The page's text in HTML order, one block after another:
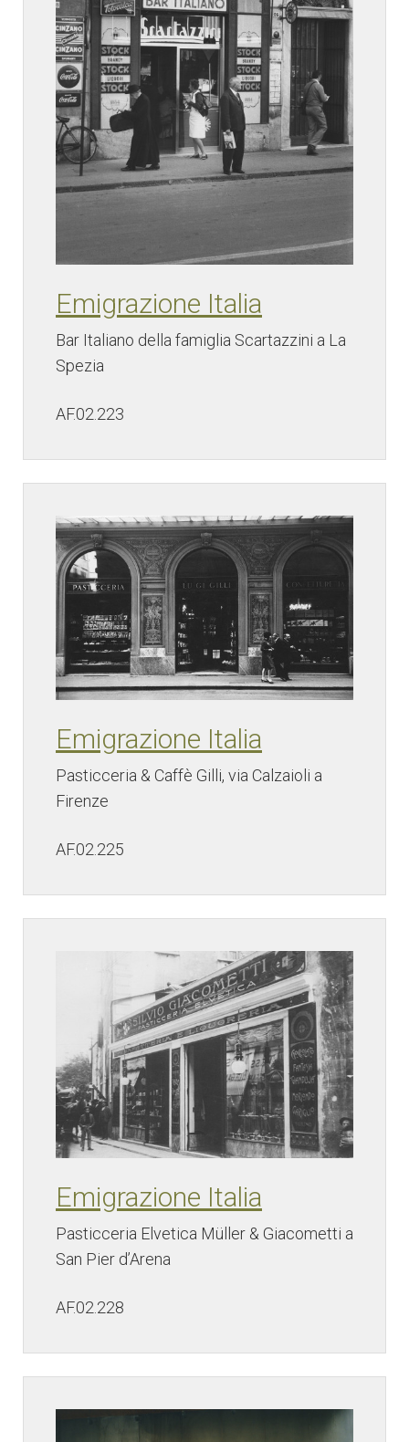
Emigrazione Italia
Bar Italiano della famiglia Scartazzini a La
Spezia
AF.02.223
Emigrazione Italia
Pasticceria & Caffè Gilli, via Calzaioli a
Firenze
AF.02.225
Emigrazione Italia
Pasticceria Elvetica Müller & Giacometti a
San Pier d’Arena
AF.02.228